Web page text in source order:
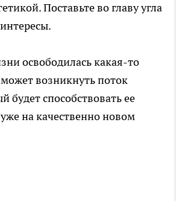
Поставьте во главу угла
освободилась какая-то
возникнуть поток
будет способствовать ее
на качественно новом